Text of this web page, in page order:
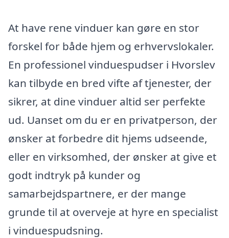
At have rene vinduer kan gøre en stor
forskel for både hjem og erhvervslokaler.
En professionel vinduespudser i Hvorslev
kan tilbyde en bred vifte af tjenester, der
sikrer, at dine vinduer altid ser perfekte
ud. Uanset om du er en privatperson, der
ønsker at forbedre dit hjems udseende,
eller en virksomhed, der ønsker at give et
godt indtryk på kunder og
samarbejdspartnere, er der mange
grunde til at overveje at hyre en specialist
i vinduespudsning.